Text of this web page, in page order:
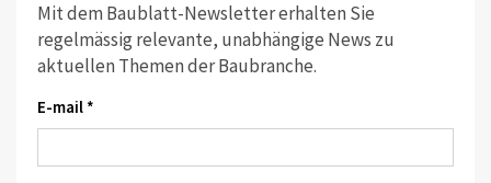
Mit dem Baublatt-Newsletter erhalten Sie
regelmässig relevante, unabhängige News zu
aktuellen Themen der Baubranche.
E-mail *